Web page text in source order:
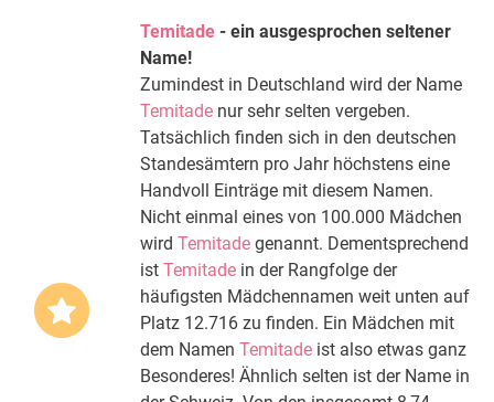
Temitade - ein ausgesprochen seltener
Name!
Zumindest in Deutschland wird der Name
Temitade nur sehr selten vergeben.
Tatsächlich finden sich in den deutschen
Standesämtern pro Jahr höchstens eine
Handvoll Einträge mit diesem Namen.
Nicht einmal eines von 100.000 Mädchen
wird Temitade genannt. Dementsprechend
ist Temitade in der Rangfolge der
häufigsten Mädchennamen weit unten auf
Platz 12.716 zu finden. Ein Mädchen mit
dem Namen Temitade ist also etwas ganz
Besonderes! Ähnlich selten ist der Name in